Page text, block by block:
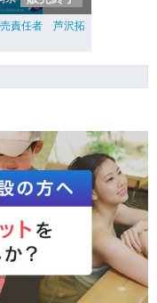
責任者 芦沢拓